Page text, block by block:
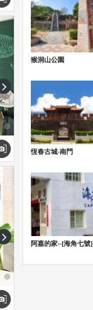
next
next
猴洞山公園
恆春古城-南門
阿嘉的家--[海角七號]